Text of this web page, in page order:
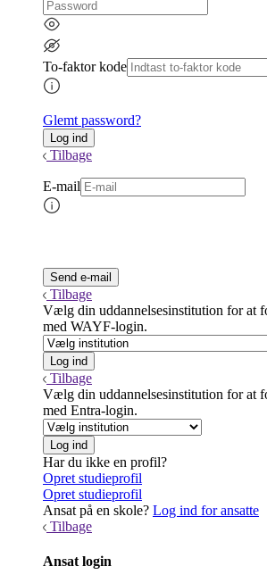
To-faktor kode
Glemt password?
Tilbage
E-mail
Tilbage
Vælg din uddannelsesinstitution for at
med WAYF-login.
Tilbage
Vælg din uddannelsesinstitution for at
med Entra-login.
Har du ikke en profil?
Opret studieprofil
Opret studieprofil
Ansat på en skole? Log ind for ansatte
Tilbage
Ansat login